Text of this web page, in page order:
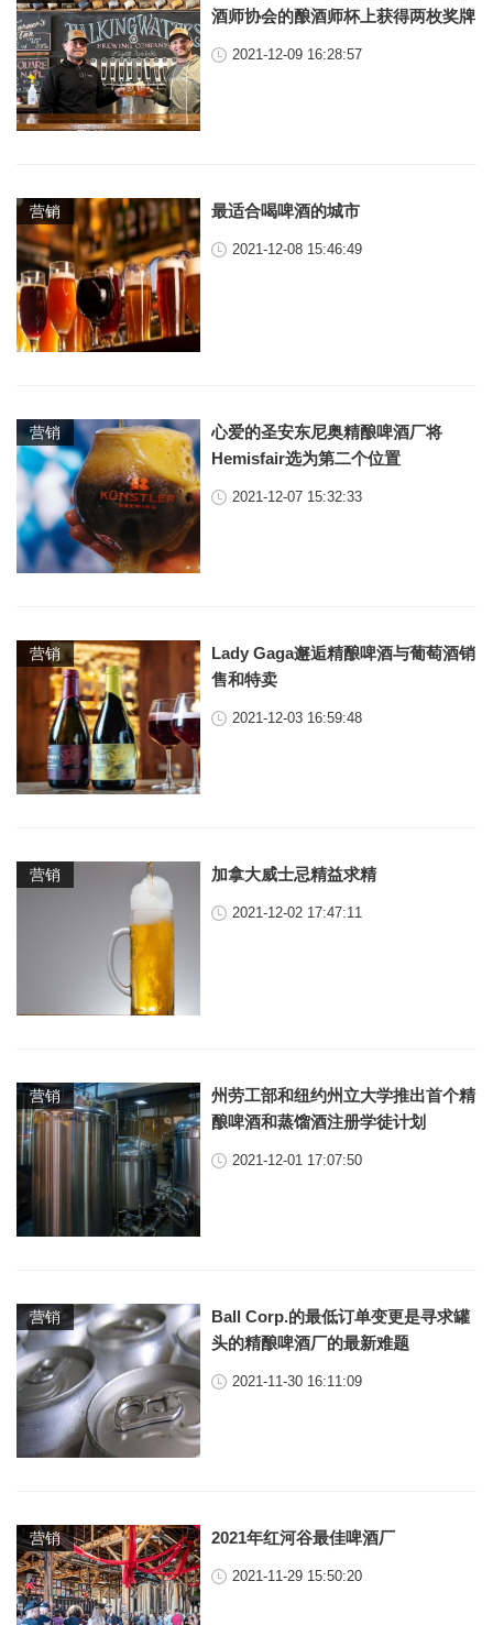
酒师协会的酿酒师杯上获得两枚奖牌
2021-12-09 16:28:57
营销 最适合喝啤酒的城市
2021-12-08 15:46:49
营销
心爱的圣安东尼奥精酿啤酒厂将
Hemisfair选为第二个位置
2021-12-07 15:32:33
营销
Lady Gaga邂逅精酿啤酒与葡萄酒销
售和特卖
2021-12-03 16:59:48
营销 加拿大威士忌精益求精
2021-12-02 17:47:11
营销
州劳工部和纽约州立大学推出首个精
酿啤酒和蒸馏酒注册学徒计划
2021-12-01 17:07:50
营销
Ball Corp.的最低订单变更是寻求罐
头的精酿啤酒厂的最新难题
2021-11-30 16:11:09
营销 2021年红河谷最佳啤酒厂
2021-11-29 15:50:20